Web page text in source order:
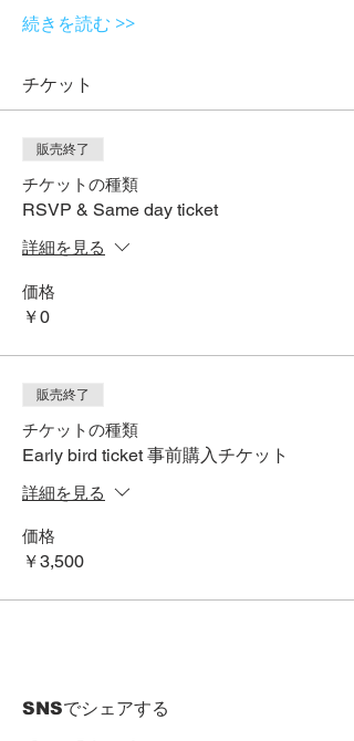
続きを読む >>
チケット
販売終了
チケットの種類
RSVP & Same day ticket
詳細を見る
価格
￥0
販売終了
チケットの種類
Early bird ticket 事前購入チケット
詳細を見る
価格
￥3,500
SNSでシェアする